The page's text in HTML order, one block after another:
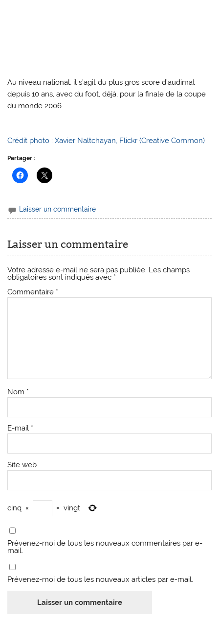
Au niveau national, il s’agit du plus gros score d’audimat
depuis 10 ans, avec du foot, déjà, pour la finale de la coupe
du monde 2006.
Crédit photo : Xavier Naltchayan, Flickr (Creative Common)
Partager :
Laisser un commentaire
Laisser un commentaire
Votre adresse e-mail ne sera pas publiée. Les champs
obligatoires sont indiqués avec *
Commentaire *
Nom *
E-mail *
Site web
cinq × = vingt
Prévenez-moi de tous les nouveaux commentaires par e-
mail.
Prévenez-moi de tous les nouveaux articles par e-mail.